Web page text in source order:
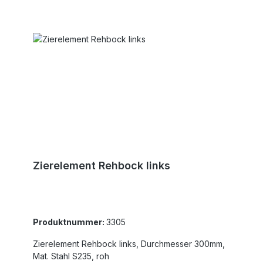
Zierelement Rehbock links
Produktnummer: 3305
Zierelement Rehbock links, Durchmesser 300mm,
Mat. Stahl S235, roh